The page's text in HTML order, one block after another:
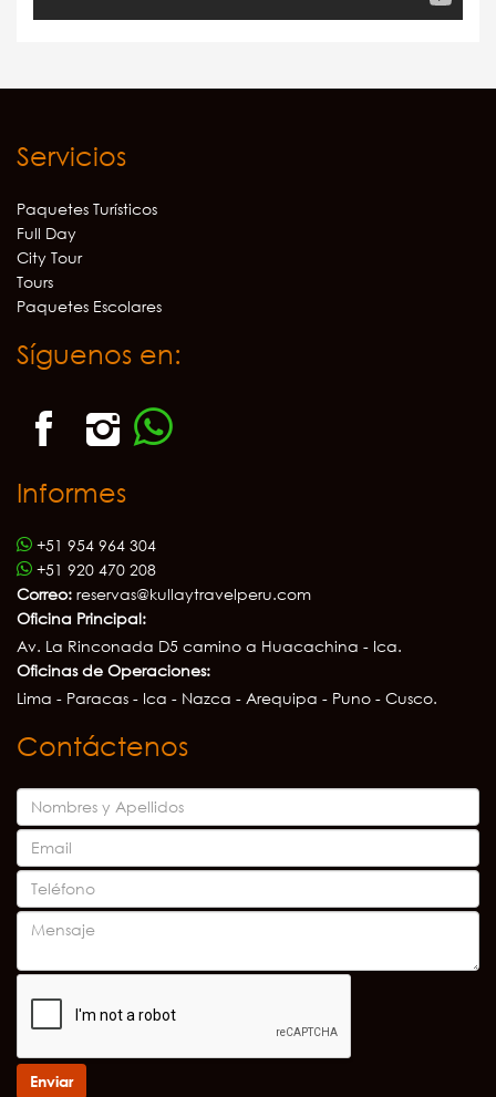
Servicios
Paquetes Turísticos
Full Day
City Tour
Tours
Paquetes Escolares
Síguenos en:
Informes
+51 954 964 304
+51 920 470 208
Correo: reservas@kullaytravelperu.com
Oficina Principal:
Av. La Rinconada D5 camino a Huacachina - Ica.
Oficinas de Operaciones:
Lima - Paracas - Ica - Nazca - Arequipa - Puno - Cusco.
Contáctenos
Enviar